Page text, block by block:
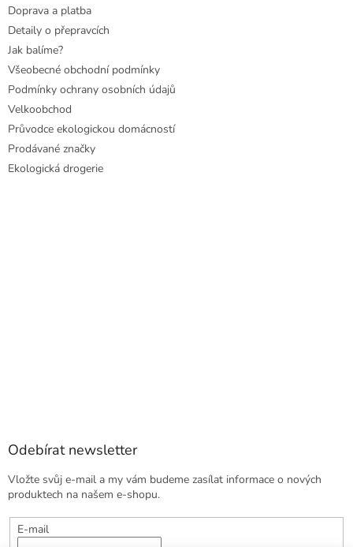
Doprava a platba
Detaily o přepravcích
Jak balíme?
Všeobecné obchodní podmínky
Podmínky ochrany osobních údajů
Velkoobchod
Průvodce ekologickou domácností
Prodávané značky
Ekologická drogerie
Odebírat newsletter
Vložte svůj e-mail a my vám budeme zasílat informace o nových
produktech na našem e-shopu.
E-mail